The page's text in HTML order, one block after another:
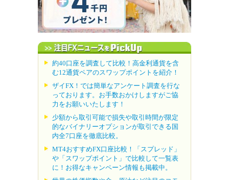
約40口座を調査して比較！高金利通貨を含
む12通貨ペアのスワップポイントを紹介！
ザイFX！では簡単なアンケート調査を行な
っております。お手数おかけしますがご協
力をお願いいたします！
少額から取引可能で損失や取引時間が限定
的なバイナリーオプションが取引できる国
内全7口座を徹底比較。
MT4おすすめFX口座比較！「スプレッド」
や「スワップポイント」で比較して一覧表
に！お得なキャンペーン情報も掲載中。